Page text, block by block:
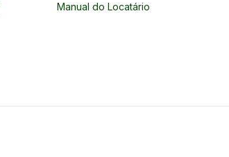
Manual do Locatário